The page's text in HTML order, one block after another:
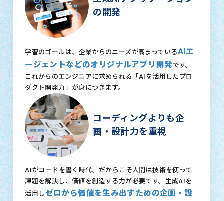
の開発
学習のゴールは、企業からのニーズが高まっているAIエ
ージェントなどのオリジナルアプリ開発です。
これからのエンジニアに求められる「AIを活用したプロ
ダクト開発力」が身につきます。
コーディングよりも企
画・設計力を重視
AIがコードを書く時代。だからこそ人間は技術を使って
課題を解決し、価値を創造する力が必要です。生成AIを
活用しゼロから価値を生み出すための企画・設